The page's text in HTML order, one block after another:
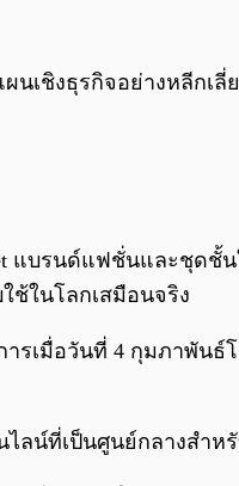
เชิงธุรกิจอย่างหลีกเลี่
แบรนด์แฟชั่นและชุดชั้
ช้ในโลกเสมือนจริง
รเมื่อวันที่ 4 กุมภาพันธ์
ไลน์ที่เป็นศูนย์กลางสำ